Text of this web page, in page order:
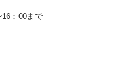
：00まで